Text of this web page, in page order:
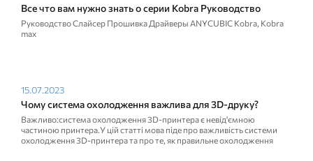
Все что вам нужно знать о серии Kobra Руководство
Руководство Слайсер Прошивка Драйверы ANYCUBIC Kobra, Kobra
max
Чому система охолодження важлива для 3D-друку?
15.07.2023
Важливо:система охолодження 3D-принтера є невід'ємною
частиною принтера.У цій статті мова піде про важливість системи
охолодження 3D-принтера та про те, як правильне охолодження